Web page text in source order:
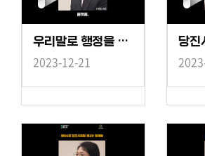
우리말로 행정을 더 가깝게 이해하고 소통해야-박명우의원 5분 자유발언 쇼츠
2023-12-21